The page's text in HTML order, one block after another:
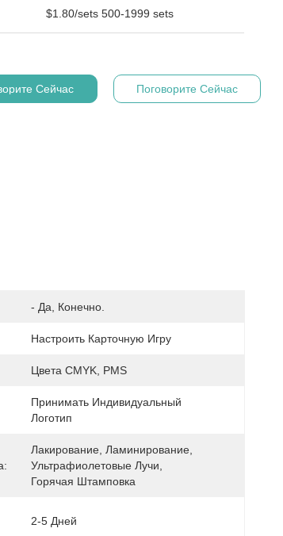
$1.80/sets 500-1999 sets
Сейчас Поговорите Сейчас
- Да, Конечно.
Настроить Карточную Игру
Цвета CMYK, PMS
Принимать Индивидуальный
Логотип
Лакирование, Ламинирование,
Ультрафиолетовые Лучи,
Горячая Штамповка
2-5 Дней